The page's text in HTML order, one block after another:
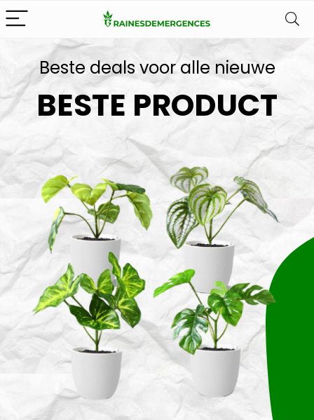
Beste deals voor alle nieuwe
BESTE PRODUCT